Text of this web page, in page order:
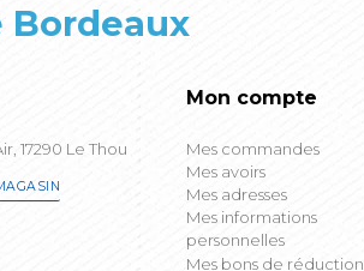
Bordeaux
17290 Le Thou
Mon compte
Mes commandes
Mes avoirs
Mes adresses
Mes informations
personnelles
Mes bons de réduction